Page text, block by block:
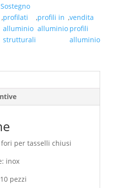
,profilati
alluminio
strutturali
,profili in
alluminio
,vendita
profili
alluminio
per tasselli chiusi
inox
pezzi